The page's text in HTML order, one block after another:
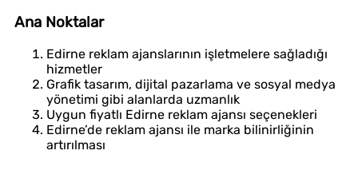
Ana Noktalar
Edirne reklam ajanslarının işletmelere sağladığı
hizmetler
Grafik tasarım, dijital pazarlama ve sosyal medya
yönetimi gibi alanlarda uzmanlık
Uygun fiyatlı Edirne reklam ajansı seçenekleri
Edirne’de reklam ajansı ile marka bilinirliğinin
artırılması